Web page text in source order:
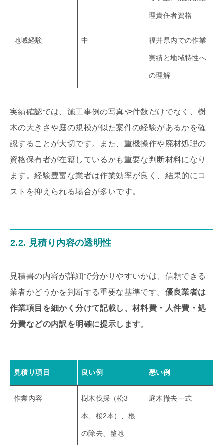
理責任者資格
地域経験 中 福井県内での作業
実績と地域特性へ
の理解
実績確認では、施工事例の写真や件数だけでなく、樹
木の大きさや庭の規模が似た案件の経験があるかを確
認することが大切です。また、重機操作や廃材処理の
資格保有者が在籍しているかも重要な判断材料になり
ます。経験豊富な業者は作業効率が良く、結果的にコ
ストを抑えられる場合が多いです。
2.2. 見積り内容の透明性
見積書の内容が詳細で分かりやすいかは、信頼できる
業者かどうかを判断する重要な基準です。 優良業者は
作業項目を細かく分けて記載し、材料費・人件費・処
分費などの内訳を明確に提示します。
見積り項目 良い例 悪い例
作業内容 樹木伐採（松3
本、桜2本）、根
の除去、整地
庭木撤去一式